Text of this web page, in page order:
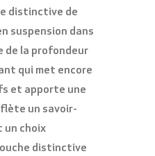
distinctive de
suspension dans
de la profondeur
qui met encore
et apporte une
un savoir-
un choix
distinctive